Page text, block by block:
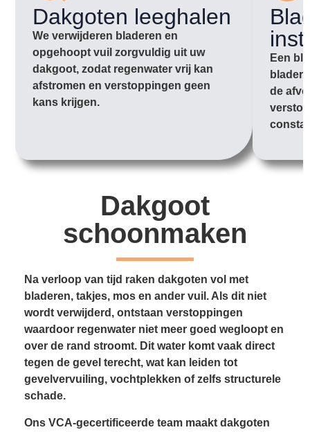
Dakgoten leeghalen
We verwijderen bladeren en
opgehoopt vuil zorgvuldig uit uw
dakgoot, zodat regenwater vrij kan
afstromen en verstoppingen geen
kans krijgen.
Een
de
Dakgoot
schoonmaken
Na verloop van tijd raken dakgoten vol met
bladeren, takjes, mos en ander vuil. Als dit niet
wordt verwijderd, ontstaan verstoppingen
waardoor regenwater niet meer goed wegloopt en
over de rand stroomt. Dit water komt vaak direct
tegen de gevel terecht, wat kan leiden tot
gevelvervuiling, vochtplekken of zelfs structurele
schade.
Ons VCA-gecertificeerde team maakt dakgoten